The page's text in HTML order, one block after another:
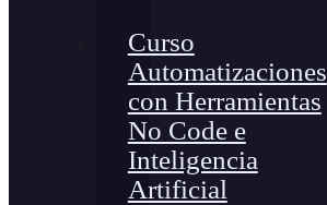
Curso
Automatizaciones
con Herramientas
No Code e
Inteligencia
Artificial